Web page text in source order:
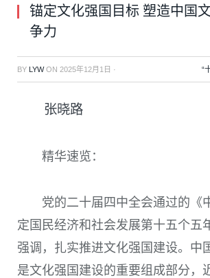
锚定文化强国目标 塑造中国
争力
BY LYWON 2025年12月1日 · “
张晓路
精华速览：
党的二十届四中全会通过的《
定国民经济和社会发展第十五个五
强调，扎实推进文化强国建设。中
是文化强国建设的重要组成部分，